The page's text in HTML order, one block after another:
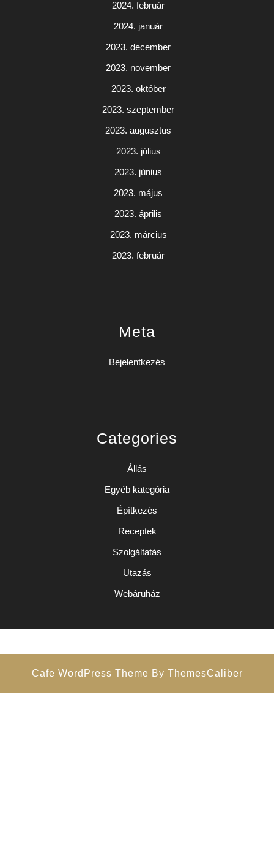
2024. február
2024. január
2023. december
2023. november
2023. október
2023. szeptember
2023. augusztus
2023. július
2023. június
2023. május
2023. április
2023. március
2023. február
Meta
Bejelentkezés
Categories
Állás
Egyéb kategória
Építkezés
Receptek
Szolgáltatás
Utazás
Webáruház
Cafe WordPress Theme By ThemesCaliber